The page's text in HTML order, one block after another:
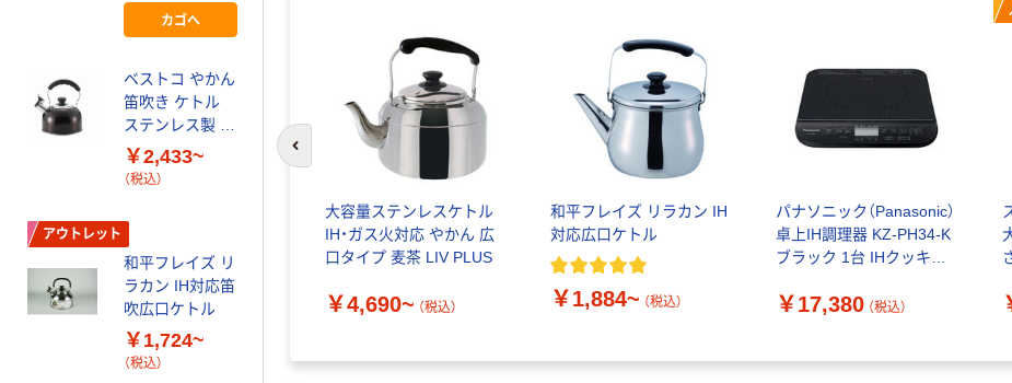
ト ステ
トル0.7L（茶こしアミ付）
SR-7327
￥1,318~ （税込）
大容量ステンレスケトル
IH・ガス火対応 やかん 広
口タイプ 麦茶 LIV PLUS
￥4,690~ （税込）
和平フレイズ リラカン IH
対応広口ケトル
￥1,884~ （税込）
パナソニック（Panasonic）
卓上IH調理器 KZ-PH34-K
ブラック 1台 IHクッキン
￥17,380 （税込）
前のスライドへ
カゴへ
ベストコ やかん
笛吹き ケトル
ステンレス製 IH
対応
￥2,433~
（税込）
アウトレット
和平フレイズ リ
ラカン IH対応笛
吹広口ケトル
￥1,724~
（税込）
ベストコ やかん
笛吹き ケトル
ステンレス製 IH
対応
￥2,433~
（税込）
アウトレット
和平フレイズ リ
吹広口ケトル
（税込）